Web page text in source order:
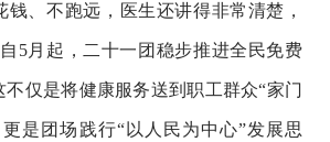
钱、不跑远，医生还讲得非常清楚，
5月起，二十一团稳步推进全民免费
仅是将健康服务送到职工群众“家门
是团场践行“以人民为中心”发展思